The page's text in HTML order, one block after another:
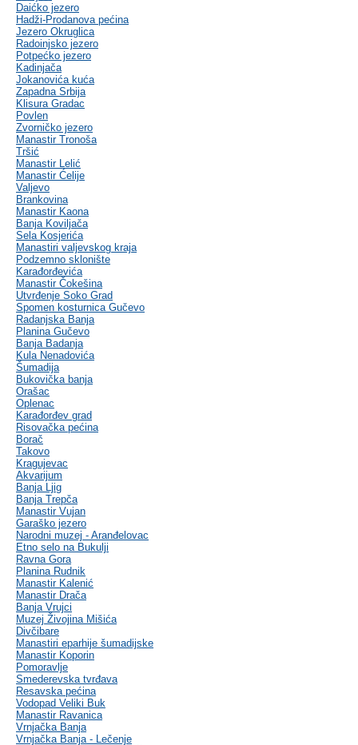
Daićko jezero
Hadži-Prodanova pećina
Jezero Okruglica
Radoinjsko jezero
Potpećko jezero
Kadinjača
Jokanovića kuća
Zapadna Srbija
Klisura Gradac
Povlen
Zvorničko jezero
Manastir Tronoša
Tršić
Manastir Lelić
Manastir Ćelije
Valjevo
Brankovina
Manastir Kaona
Banja Koviljača
Sela Kosjerića
Manastiri valjevskog kraja
Podzemno sklonište
Karađorđevića
Manastir Čokešina
Utvrđenje Soko Grad
Spomen kosturnica Gučevo
Radanjska Banja
Planina Gučevo
Banja Badanja
Kula Nenadovića
Šumadija
Bukovička banja
Orašac
Oplenac
Karađorđev grad
Risovačka pećina
Borač
Takovo
Kragujevac
Akvarijum
Banja Ljig
Banja Trepča
Manastir Vujan
Garaško jezero
Narodni muzej - Aranđelovac
Etno selo na Bukulji
Ravna Gora
Planina Rudnik
Manastir Kalenić
Manastir Drača
Banja Vrujci
Muzej Živojina Mišića
Divčibare
Manastiri eparhije šumadijske
Manastir Koporin
Pomoravlje
Smederevska tvrđava
Resavska pećina
Vodopad Veliki Buk
Manastir Ravanica
Vrnjačka Banja
Vrnjačka Banja - Lečenje